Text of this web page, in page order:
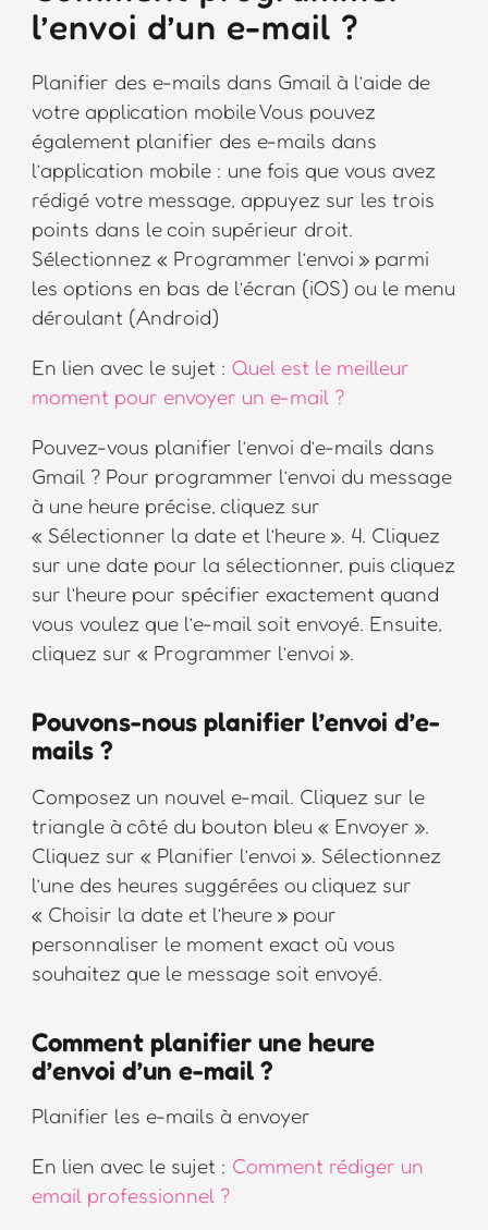
l’envoi d’un e-mail ?
Planifier des e-mails dans Gmail à l’aide de
votre application mobile Vous pouvez
également planifier des e-mails dans
l’application mobile : une fois que vous avez
rédigé votre message, appuyez sur les trois
points dans le coin supérieur droit.
Sélectionnez « Programmer l’envoi » parmi
les options en bas de l’écran (iOS) ou le menu
déroulant (Android)
En lien avec le sujet : Quel est le meilleur
moment pour envoyer un e-mail ?
Pouvez-vous planifier l’envoi d’e-mails dans
Gmail ? Pour programmer l’envoi du message
à une heure précise, cliquez sur
« Sélectionner la date et l’heure ». 4. Cliquez
sur une date pour la sélectionner, puis cliquez
sur l’heure pour spécifier exactement quand
vous voulez que l’e-mail soit envoyé. Ensuite,
cliquez sur « Programmer l’envoi ».
Pouvons-nous planifier l’envoi d’e-
mails ?
Composez un nouvel e-mail. Cliquez sur le
triangle à côté du bouton bleu « Envoyer ».
Cliquez sur « Planifier l’envoi ». Sélectionnez
l’une des heures suggérées ou cliquez sur
« Choisir la date et l’heure » pour
personnaliser le moment exact où vous
souhaitez que le message soit envoyé.
Comment planifier une heure
d’envoi d’un e-mail ?
Planifier les e-mails à envoyer
En lien avec le sujet : Comment rédiger un
email professionnel ?